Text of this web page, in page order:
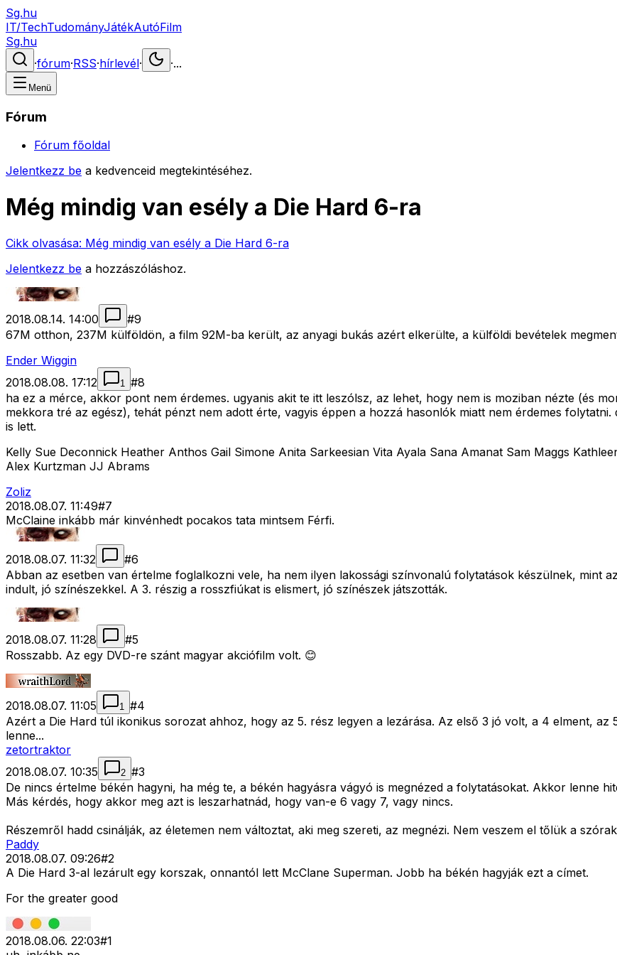
Sg.hu
IT/TechTudományJátékAutóFilm
Sg.hu
·fórum·RSS·hírlevél· ·...
Menü
Fórum
Fórum főoldal
Jelentkezz be a kedvenceid megtekintéséhez.
Még mindig van esély a Die Hard 6-ra
Cikk olvasása: Még mindig van esély a Die Hard 6-ra
Jelentkezz be a hozzászóláshoz.
2018.08.14. 14:00 #9
67M otthon, 237M külföldön, a film 92M-ba került, az anyagi bukás azért elkerülte, a külföldi bevételek
Ender Wiggin
2018.08.08. 17:12
1 #8
ha ez a mérce, akkor pont nem érdemes. ugyanis akit te itt leszólsz, az lehet, hogy nem is moziban nézte (és
mekkora tré az egész), tehát pénzt nem adott érte, vagyis éppen a hozzá hasonlók miatt nem érdemes
is lett.
Kelly Sue Deconnick Heather Anthos Gail Simone Anita Sarkeesian Vita Ayala Sana Amanat Sam Maggs
Alex Kurtzman JJ Abrams
Zoliz
2018.08.07. 11:49#7
McClaine inkább már kinvénhedt pocakos tata mintsem Férfi.
2018.08.07. 11:32 #6
Abban az esetben van értelme foglalkozni vele, ha nem ilyen lakossági színvonalú folytatások készülnek, mint
indult, jó színészekkel. A 3. részig a rosszfiúkat is elismert, jó színészek játszották.
2018.08.07. 11:28 #5
Rosszabb. Az egy DVD-re szánt magyar akciófilm volt. 😊
2018.08.07. 11:05 1 #4
Azért a Die Hard túl ikonikus sorozat ahhoz, hogy az 5. rész legyen a lezárása. Az első 3 jó volt, a 4 elment,
lenne...
zetortraktor
2018.08.07. 10:35
2 #3
De nincs értelme békén hagyni, ha még te, a békén hagyásra vágyó is megnézed a folytatásokat. Akkor lenne
Más kérdés, hogy akkor meg azt is leszarhatnád, hogy van-e 6 vagy 7, vagy nincs.
Részemről hadd csinálják, az életemen nem változtat, aki meg szereti, az megnézi. Nem veszem el tőlük a
Paddy
2018.08.07. 09:26#2
A Die Hard 3-al lezárult egy korszak, onnantól lett McClane Superman. Jobb ha békén hagyják ezt a címet.
For the greater good
2018.08.06. 22:03#1